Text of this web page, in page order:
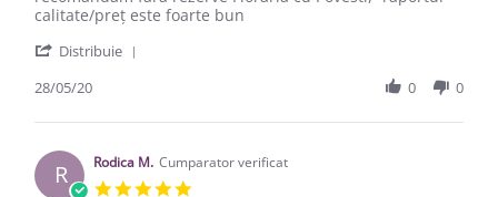
calitate/preț este foarte bun
Distribuie
28/05/20 0 0
R Rodica M. Cumparator verificat